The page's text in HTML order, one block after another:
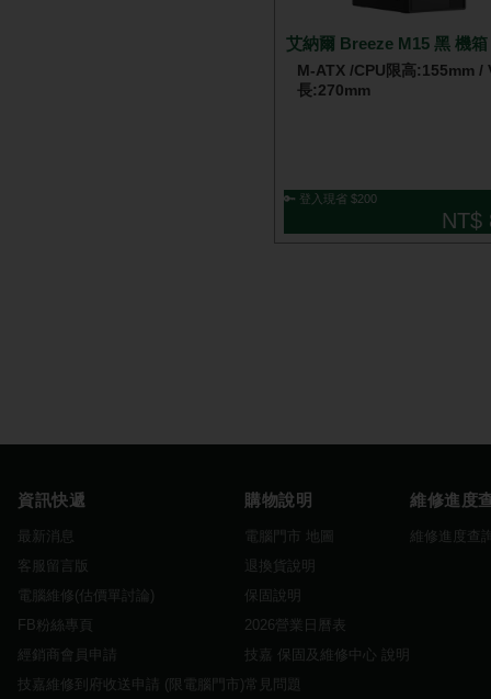
艾納爾 Breeze M15 黑 機箱
M-ATX /CPU限高:155mm /
長:270mm
🔑 登入現省 $200
NT$
資訊快遞
最新消息
客服留言版
電腦維修(估價單討論)
FB粉絲專頁
經銷商會員申請
技嘉維修到府收送申請 (限電腦門市)
購物說明
電腦門市 地圖
退換貨說明
保固說明
2026營業日曆表
技嘉 保固及維修中心 說明
常見問題
維修進度
維修進度查